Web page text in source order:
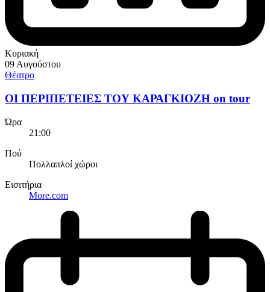
Κυριακή
09 Αυγούστου
Θέατρο
ΟΙ ΠΕΡΙΠΕΤΕΙΕΣ ΤΟΥ ΚΑΡΑΓΚΙΟΖΗ on tour
Ώρα
21:00
Πού
Πολλαπλοί χώροι
Εισιτήρια
More.com